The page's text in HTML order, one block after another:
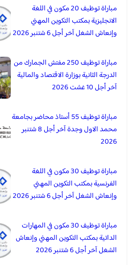
مباراة توظيف 20 مكون في اللغة
الانجليزية بمكتب التكوين المهني
وإنعاش الشغل آخر أجل 6 شتنبر 2026
مباراة توظيف 250 مفتش الجمارك من
الدرجة الثانية بوزارة الاقتصاد والمالية
آخر أجل 10 غشت 2026
مباراة توظيف 55 أستاذ محاضر بجامعة
محمد الاول وجدة آخر أجل 8 شتنبر
2026
مباراة توظيف 30 مكون في اللغة
الفرنسية بمكتب التكوين المهني
وإنعاش الشغل آخر أجل 6 شتنبر 2026
مباراة توظيف 30 مكون في المهارات
الداتية بمكتب التكوين المهني وإنعاش
الشغل آخر أجل 6 شتنبر 2026